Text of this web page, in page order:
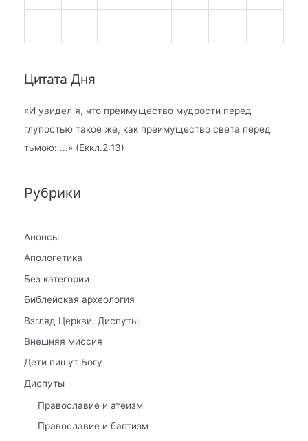
Цитата Дня
«И увидел я, что преимущество мудрости перед
глупостью такое же, как преимущество света перед
тьмою: ...» (Еккл.2:13)
Рубрики
Анонсы
Апологетика
Без категории
Библейская археология
Взгляд Церкви. Диспуты.
Внешняя миссия
Дети пишут Богу
Диспуты
Православие и атеизм
Православие и баптизм